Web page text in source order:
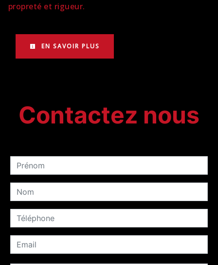
propreté et rigueur.
EN SAVOIR PLUS
Contactez nous